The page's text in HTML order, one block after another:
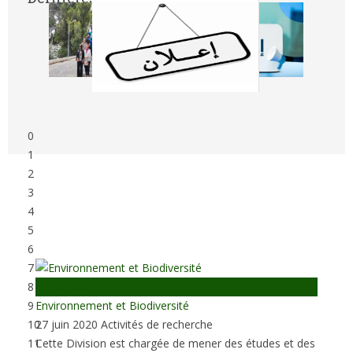
0
1
2
3
4
5
6
7
8
9
10
11
Environnement et Biodiversité
27 juin 2020 Activités de recherche
Cette Division est chargée de mener des études et des